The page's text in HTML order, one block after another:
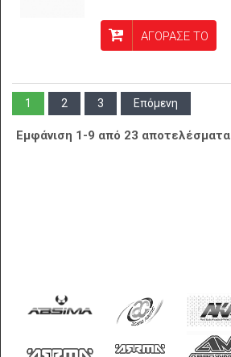
ΑΓΟΡΑΣΕ ΤΟ
1 2 3 Επόμενη
Εμφάνιση 1-9 από 23 αποτελέσματα